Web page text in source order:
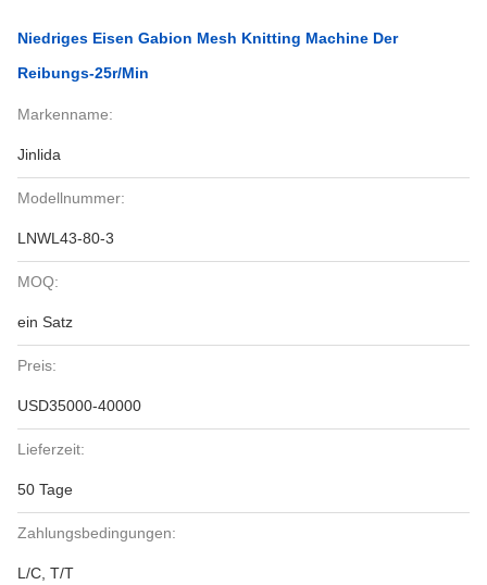
Niedriges Eisen Gabion Mesh Knitting Machine Der
Reibungs-25r/Min
Markenname:
Jinlida
Modellnummer:
LNWL43-80-3
MOQ:
ein Satz
Preis:
USD35000-40000
Lieferzeit:
50 Tage
Zahlungsbedingungen:
L/C, T/T